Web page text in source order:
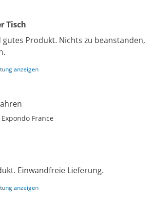
Tisch
Produkt. Nichts zu beanstanden,
anzeigen
France
Einwandfreie Lieferung.
anzeigen